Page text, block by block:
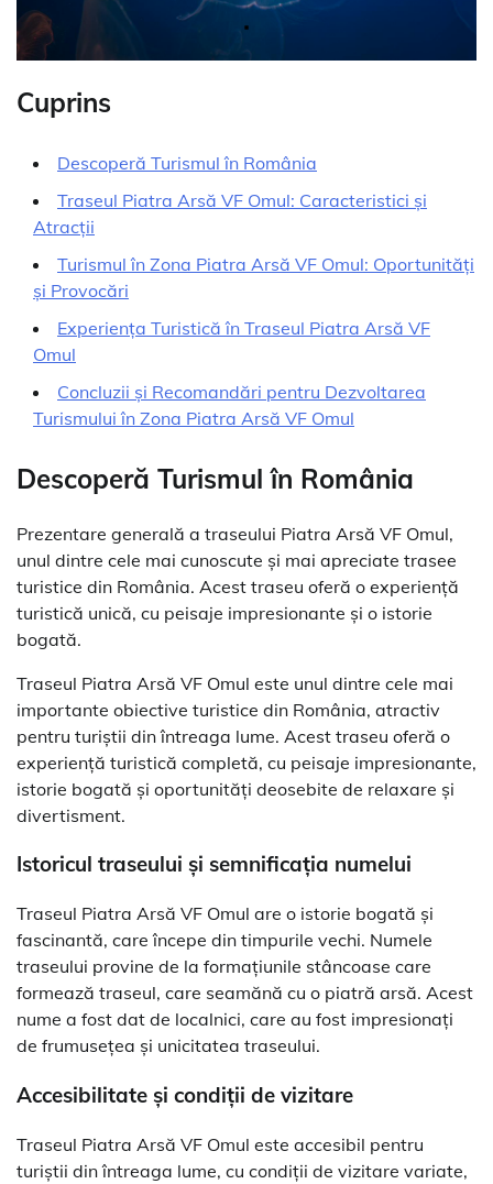
Cuprins
Descoperă Turismul în România
Traseul Piatra Arsă VF Omul: Caracteristici și
Atracții
Turismul în Zona Piatra Arsă VF Omul: Oportunități
și Provocări
Experiența Turistică în Traseul Piatra Arsă VF
Omul
Concluzii și Recomandări pentru Dezvoltarea
Turismului în Zona Piatra Arsă VF Omul
Descoperă Turismul în România
Prezentare generală a traseului Piatra Arsă VF Omul,
unul dintre cele mai cunoscute și mai apreciate trasee
turistice din România. Acest traseu oferă o experiență
turistică unică, cu peisaje impresionante și o istorie
bogată.
Traseul Piatra Arsă VF Omul este unul dintre cele mai
importante obiective turistice din România, atractiv
pentru turiștii din întreaga lume. Acest traseu oferă o
experiență turistică completă, cu peisaje impresionante,
istorie bogată și oportunități deosebite de relaxare și
divertisment.
Istoricul traseului și semnificația numelui
Traseul Piatra Arsă VF Omul are o istorie bogată și
fascinantă, care începe din timpurile vechi. Numele
traseului provine de la formațiunile stâncoase care
formează traseul, care seamănă cu o piatră arsă. Acest
nume a fost dat de localnici, care au fost impresionați
de frumusețea și unicitatea traseului.
Accesibilitate și condiții de vizitare
Traseul Piatra Arsă VF Omul este accesibil pentru
turiștii din întreaga lume, cu condiții de vizitare variate,